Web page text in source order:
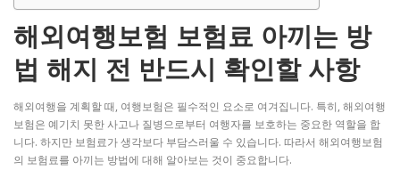
해외여행보험 보험료 아끼는 방
법 해지 전 반드시 확인할 사항
해외여행을 계획할 때, 여행보험은 필수적인 요소로 여겨집니다. 특히, 해외여행
보험은 예기치 못한 사고나 질병으로부터 여행자를 보호하는 중요한 역할을 합
니다. 하지만 보험료가 생각보다 부담스러울 수 있습니다. 따라서 해외여행보험
의 보험료를 아끼는 방법에 대해 알아보는 것이 중요합니다.